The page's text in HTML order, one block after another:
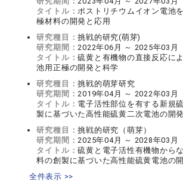
タイトル： ポストリチウムイオン電池
極材料の開発と応用
研究種目：挑戦的研究(萌芽)
研究期間： 2022年06月 ～ 2025年03月
タイトル：硫黄と有機物の直接反応に
池用正極の開発と科学
研究種目：挑戦的萌芽研究
研究期間： 2019年04月 ～ 2022年03月
タイトル： 電子活性部位を有する新規
製に基づいた高性能硫黄二次電池の開発
研究種目：挑戦的研究（萌芽）
研究期間： 2025年04月 ～ 2028年03月
タイトル：硫黄と電子活性有機物から
料の創製に基づいた高性能硫黄電池の
全件表示 >>